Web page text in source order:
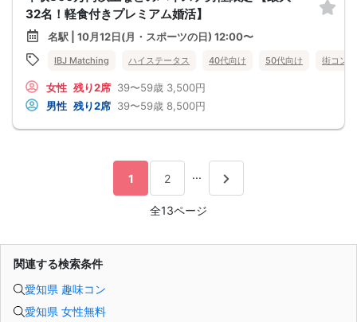
32名！軽食付きプレミアム婚活】
名駅 | 10月12日(月・スポーツの日) 12:00〜
IBJ Matching ハイステータス 40代向け 50代向け 街コン
女性 残り2席 39〜59歳 3,500円
男性 残り2席 39〜59歳 8,500円
1 2 ...
全13ページ
関連する検索条件
愛知県 趣味コン
愛知県 女性無料